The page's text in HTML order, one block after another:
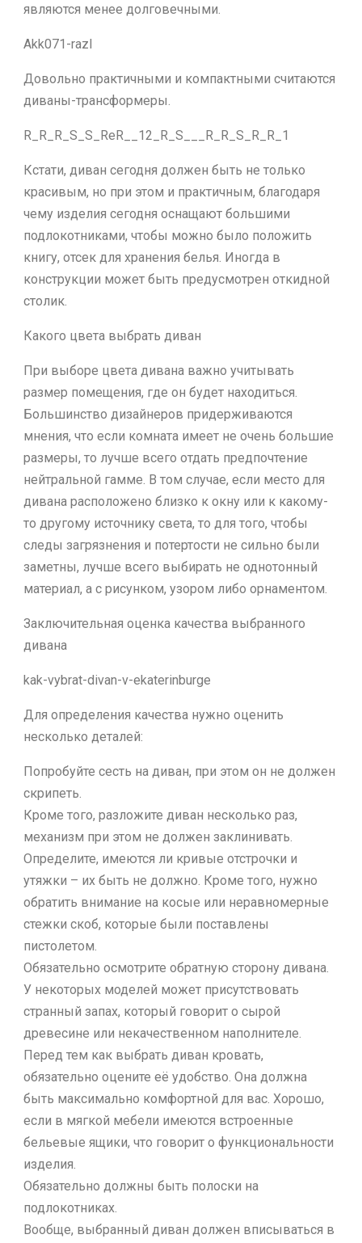
являются менее долговечными.
Akk071-razl
Довольно практичными и компактными считаются
диваны-трансформеры.
R_R_R_S_S_ReR__12_R_S___R_R_S_R_R_1
Кстати, диван сегодня должен быть не только
красивым, но при этом и практичным, благодаря
чему изделия сегодня оснащают большими
подлокотниками, чтобы можно было положить
книгу, отсек для хранения белья. Иногда в
конструкции может быть предусмотрен откидной
столик.
Какого цвета выбрать диван
При выборе цвета дивана важно учитывать
размер помещения, где он будет находиться.
Большинство дизайнеров придерживаются
мнения, что если комната имеет не очень большие
размеры, то лучше всего отдать предпочтение
нейтральной гамме. В том случае, если место для
дивана расположено близко к окну или к какому-
то другому источнику света, то для того, чтобы
следы загрязнения и потертости не сильно были
заметны, лучше всего выбирать не однотонный
материал, а с рисунком, узором либо орнаментом.
Заключительная оценка качества выбранного
дивана
kak-vybrat-divan-v-ekaterinburge
Для определения качества нужно оценить
несколько деталей:
Попробуйте сесть на диван, при этом он не должен
скрипеть.
Кроме того, разложите диван несколько раз,
механизм при этом не должен заклинивать.
Определите, имеются ли кривые отстрочки и
утяжки – их быть не должно. Кроме того, нужно
обратить внимание на косые или неравномерные
стежки скоб, которые были поставлены
пистолетом.
Обязательно осмотрите обратную сторону дивана.
У некоторых моделей может присутствовать
странный запах, который говорит о сырой
древесине или некачественном наполнителе.
Перед тем как выбрать диван кровать,
обязательно оцените её удобство. Она должна
быть максимально комфортной для вас. Хорошо,
если в мягкой мебели имеются встроенные
бельевые ящики, что говорит о функциональности
изделия.
Обязательно должны быть полоски на
подлокотниках.
Вообще, выбранный диван должен вписываться в